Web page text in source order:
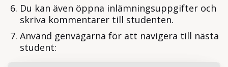
Du kan även öppna inlämningsuppgifter och
skriva kommentarer till studenten.
Använd genvägarna för att navigera till nästa
student: